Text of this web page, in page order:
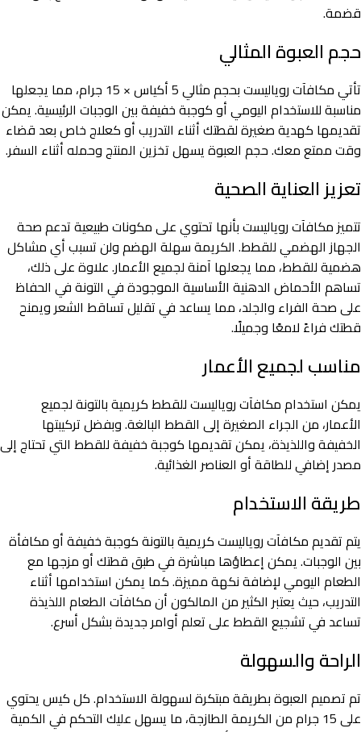
قضمة.
حجم العبوة المثالي
تأتي مكافآت روياليست بحجم مثالي 5 أكياس × 15 جرام، مما يجعلها
مناسبة للاستخدام اليومي أو كوجبة خفيفة بين الوجبات الرئيسية. يمكن
تقديمها كهدية صغيرة لقطتك أثناء التدريب أو كعلاج خاص بعد قضاء
وقت ممتع معك. حجم العبوة يسهل تخزين المنتج وحمله أثناء السفر.
تعزيز العناية الصحية
تتميز مكافآت روياليست بأنها تحتوي على مكونات طبيعية تدعم صحة
الجهاز الهضمي للقطط. الكريمة سهلة الهضم ولن تسبب أي مشاكل
هضمية للقطط، مما يجعلها آمنة لجميع الأعمار. علاوة على ذلك،
تساهم الأحماض الدهنية الأساسية الموجودة في التونة في الحفاظ
على صحة الفراء والجلد، مما يساعد في تقليل تساقط الشعر ويمنح
قطتك فراءً لامعًا وجميلًا.
مناسب لجميع الأعمار
يمكن استخدام مكافآت روياليست للقطط كريمية بالتونة لجميع
الأعمار، من الجراء الصغيرة إلى القطط البالغة. وبفضل تركيبتها
الخفيفة واللذيذة، يمكن تقديمها كوجبة خفيفة للقطط التي تحتاج إلى
مصدر إضافي للطاقة أو العناصر الغذائية.
طريقة الاستخدام
يتم تقديم مكافآت روياليست كريمية بالتونة كوجبة خفيفة أو مكافأة
بين الوجبات. يمكن إعطاؤها مباشرة في طبق قطتك أو مزجها مع
الطعام اليومي لإضافة نكهة مميزة. كما يمكن استخدامها أثناء
التدريب، حيث يعتبر الكثير من المالكون أن مكافآت الطعام اللذيذة
تساعد في تشجيع القطط على تعلم أوامر جديدة بشكل أسرع.
الراحة والسهولة
تم تصميم العبوة بطريقة مبتكرة لسهولة الاستخدام. كل كيس يحتوي
على 15 جرام من الكريمة الطازجة، ما يسهل عليك التحكم في الكمية